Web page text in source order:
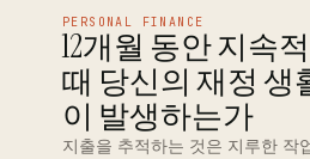
PERSONAL FINANCE
12개월 동안 지속
때 당신의 재정 생
이 발생하는가
지출을 추적하는 것은 지루한 작